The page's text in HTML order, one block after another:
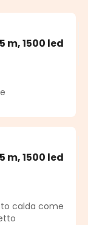
m, 1500 led
m, 1500 led
calda come